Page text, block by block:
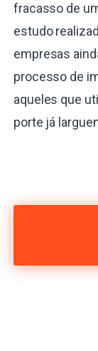
fracasso de
estudo
empresas
processo de
aqueles que
porte já